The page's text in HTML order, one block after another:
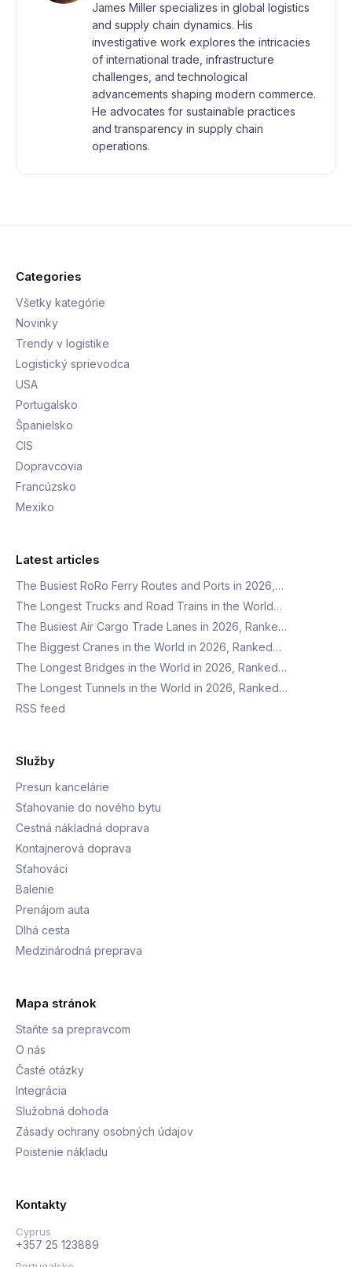
James Miller specializes in global logistics
and supply chain dynamics. His
investigative work explores the intricacies
of international trade, infrastructure
challenges, and technological
advancements shaping modern commerce.
He advocates for sustainable practices
and transparency in supply chain
operations.
Categories
Všetky kategórie
Novinky
Trendy v logistike
Logistický sprievodca
USA
Portugalsko
Španielsko
CIS
Dopravcovia
Francúzsko
Mexiko
Latest articles
The Busiest RoRo Ferry Routes and Ports in 2026,…
The Longest Trucks and Road Trains in the World…
The Busiest Air Cargo Trade Lanes in 2026, Ranke…
The Biggest Cranes in the World in 2026, Ranked…
The Longest Bridges in the World in 2026, Ranked…
The Longest Tunnels in the World in 2026, Ranked…
RSS feed
Služby
Presun kancelárie
Sťahovanie do nového bytu
Cestná nákladná doprava
Kontajnerová doprava
Sťahováci
Balenie
Prenájom auta
Dlhá cesta
Medzinárodná preprava
Mapa stránok
Staňte sa prepravcom
O nás
Časté otázky
Integrácia
Služobná dohoda
Zásady ochrany osobných údajov
Poistenie nákladu
Kontakty
Cyprus
+357 25 123889